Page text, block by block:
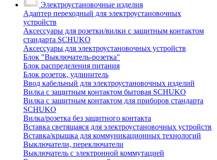
Электроустановочные изделия
Адаптер переходный для электроустановочных
устройств
Аксессуары для розетки/вилки с защитным контактом
стандарта SCHUKO
Аксессуары для электроустановочных устройств
Блок "Выключатель-розетка"
Блок распределения питания
Блок розеток, удлинитель
Ввод кабельный для электроустановочных изделий
Вилка с защитным контактом бытовая SCHUKO
Вилка с защитным контактом для приборов стандарта
SCHUKO
Вилка/розетка без защитного контакта
Вставка светящаяся для электроустановочных устройств
Вставка/крышка для коммуникационных технологий
Выключатели, переключатели
Выключатель с электронной коммутацией